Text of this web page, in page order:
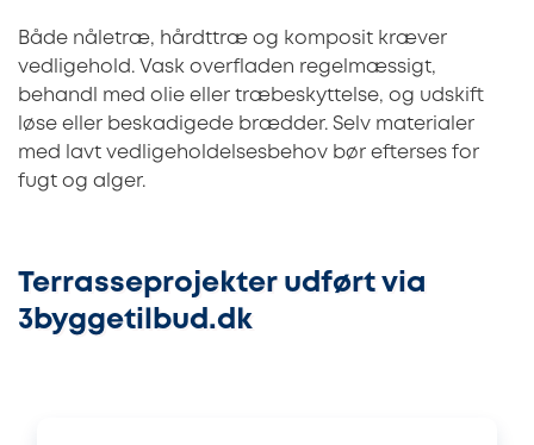
Både nåletræ, hårdttræ og komposit kræver
vedligehold. Vask overfladen regelmæssigt,
behandl med olie eller træbeskyttelse, og udskift
løse eller beskadigede brædder. Selv materialer
med lavt vedligeholdelsesbehov bør efterses for
fugt og alger.
Terrasseprojekter udført via
3byggetilbud.dk